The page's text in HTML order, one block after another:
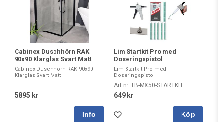
Cabinex Duschhörn RAK
90x90 Klarglas Svart Matt
Cabinex Duschhörn RAK 90x90
Klarglas Svart Matt
5895 kr
Lim Startkit Pro med
Doseringspistol
Lim Startkit Pro med
Doseringspistol
Art nr. TB-MX50-STARTKIT
649 kr
Köp